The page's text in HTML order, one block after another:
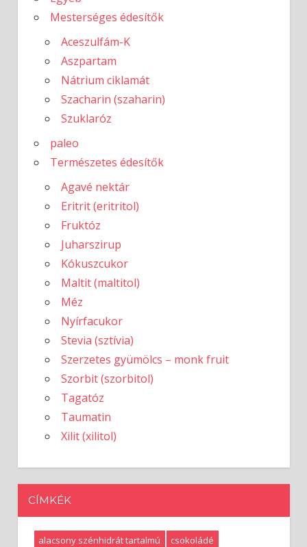
Mesterséges édesítők
Aceszulfám-K
Aszpartam
Nátrium ciklamát
Szacharin (szaharin)
Szuklaróz
paleo
Természetes édesítők
Agavé nektár
Eritrit (eritritol)
Fruktóz
Juharszirup
Kókuszcukor
Maltit (maltitol)
Méz
Nyírfacukor
Stevia (sztívia)
Szerzetes gyümölcs – monk fruit
Szorbit (szorbitol)
Tagatóz
Taumatin
Xilit (xilitol)
CÍMKÉK
alacsony szénhidrát tartalmú
csokoládé